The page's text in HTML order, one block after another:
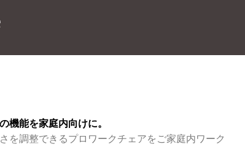
機能を家庭内向けに。
を調整できるプロワークチェアをご家庭内ワーク